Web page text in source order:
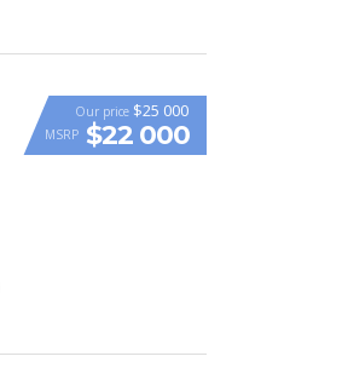
Our price $25 000
MSRP $22 000